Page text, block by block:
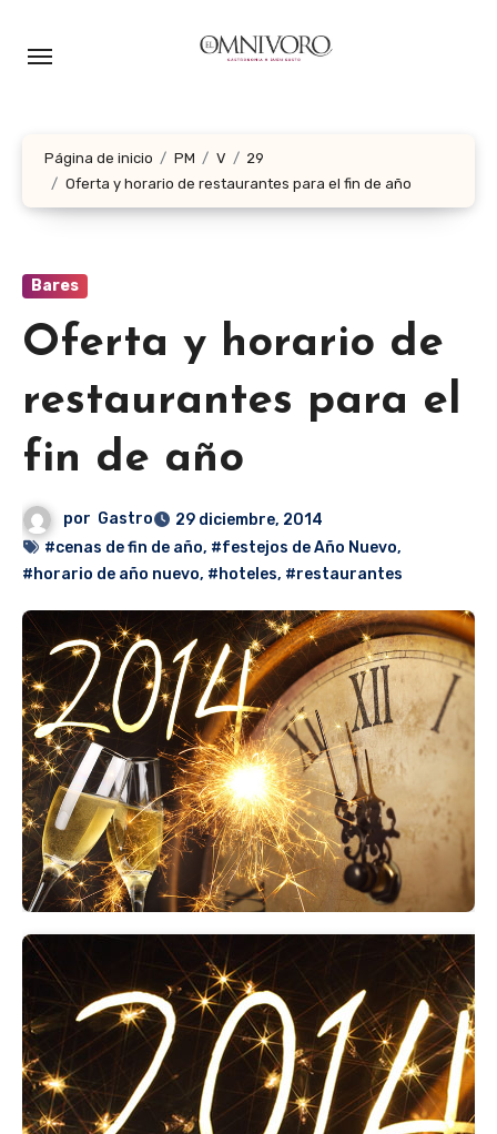
Página de inicio PM V
29
Oferta y horario de restaurantes para el fin de año
Bares
Oferta y horario de
restaurantes para el
fin de año
por Gastro
29 diciembre, 2014
#cenas de fin de año, #festejos de Año Nuevo,
#horario de año nuevo, #hoteles, #restaurantes